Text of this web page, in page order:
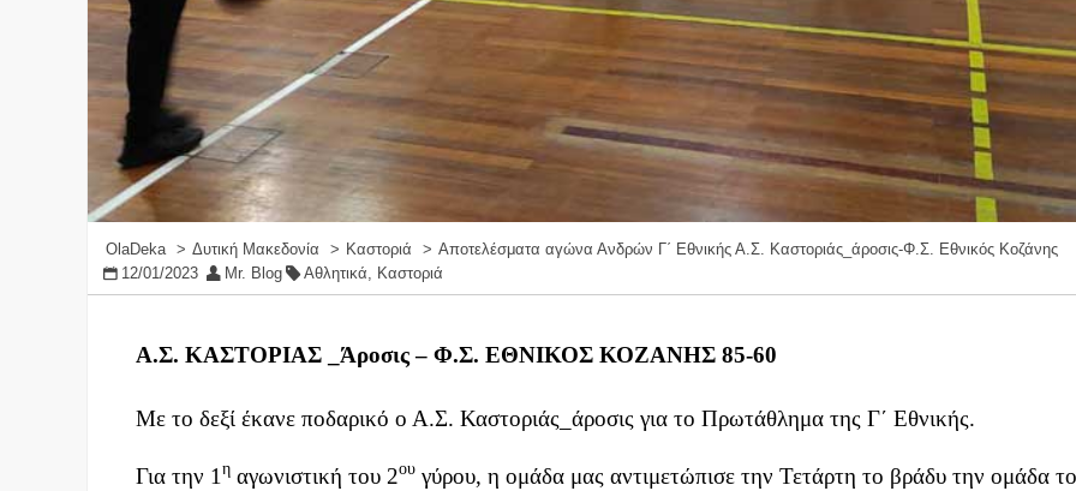
OlaDeka Δυτική Μακεδονία Καστοριά
Αποτελέσματα αγώνα Ανδρών Γ΄ Εθνικής Α.Σ. Καστοριάς_άροσις-Φ.Σ. Εθνικός Κοζάνης
12/01/2023
Mr. Blog Αθλητικά, Καστοριά
Α.Σ. ΚΑΣΤΟΡΙΑΣ _Άροσις – Φ.Σ. ΕΘΝΙΚΟΣ ΚΟΖΑΝΗΣ 85-60
Με το δεξί έκανε ποδαρικό ο Α.Σ. Καστοριάς_άροσις για το Πρωτάθλημα της Γ΄ Εθνικής.
Για την 1 η αγωνιστική του 2ου γύρου, η ομάδα μας αντιμετώπισε την Τετάρτη το βράδυ την ομάδα